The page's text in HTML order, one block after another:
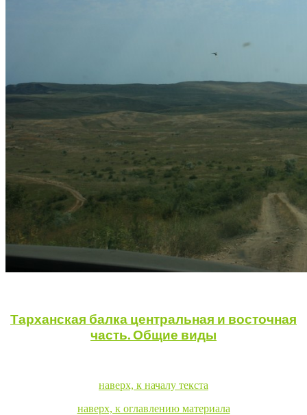
Тарханская балка центральная и восточная
часть. Общие виды
наверх, к началу текста
наверх, к оглавлению материала